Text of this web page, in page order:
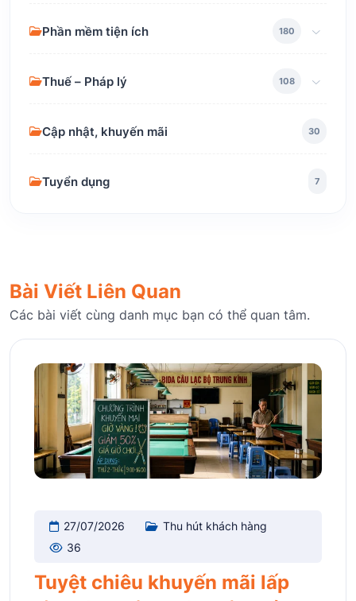
Phần mềm tiện ích 180
Thuế – Pháp lý 108
Cập nhật, khuyến mãi 30
Tuyển dụng 7
Bài Viết Liên Quan
Các bài viết cùng danh mục bạn có thể quan tâm.
27/07/2026
Thu hút khách hàng
36
Tuyệt chiêu khuyến mãi lấp